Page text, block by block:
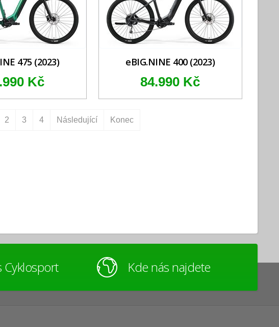
475 (2023)
Kč
eBIG.NINE 400 (2023)
84.990 Kč
2 3 4 Následující Konec
Cyklosport Kde nás najdete